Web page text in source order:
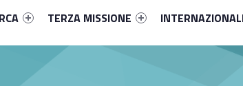
TERZA MISSIONE